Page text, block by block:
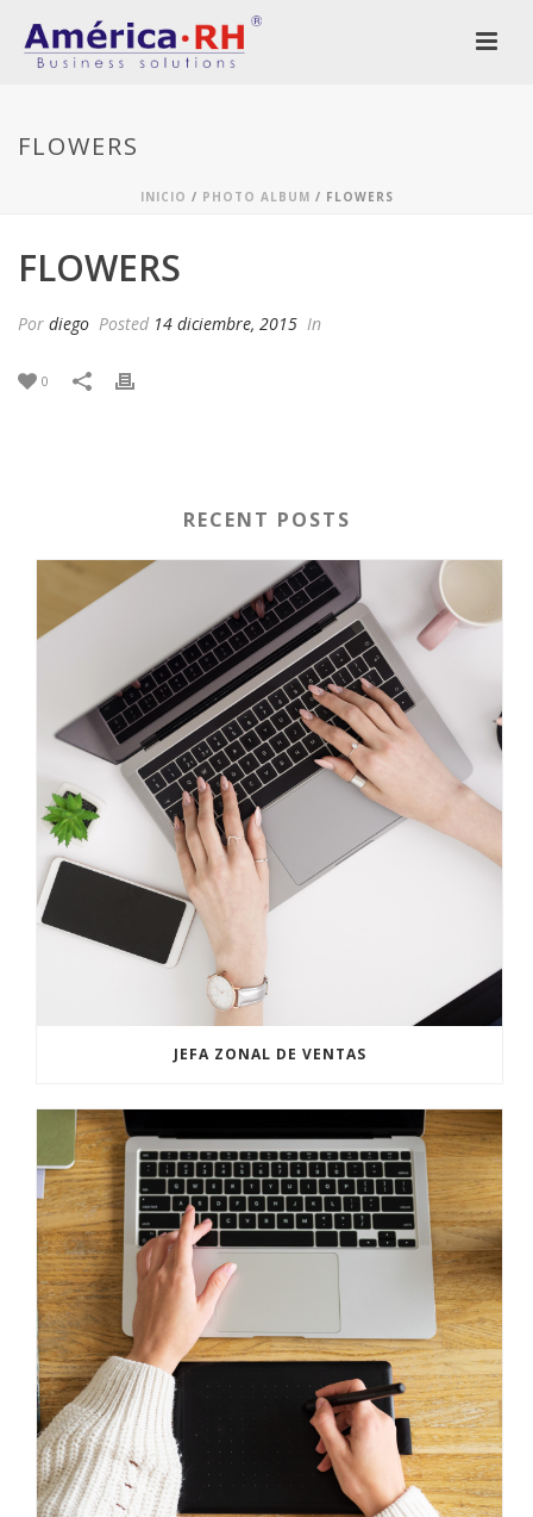
FLOWERS
INICIO / PHOTO ALBUM / FLOWERS
FLOWERS
Por diego Posted 14 diciembre, 2015 In
0
RECENT POSTS
JEFA ZONAL DE VENTAS